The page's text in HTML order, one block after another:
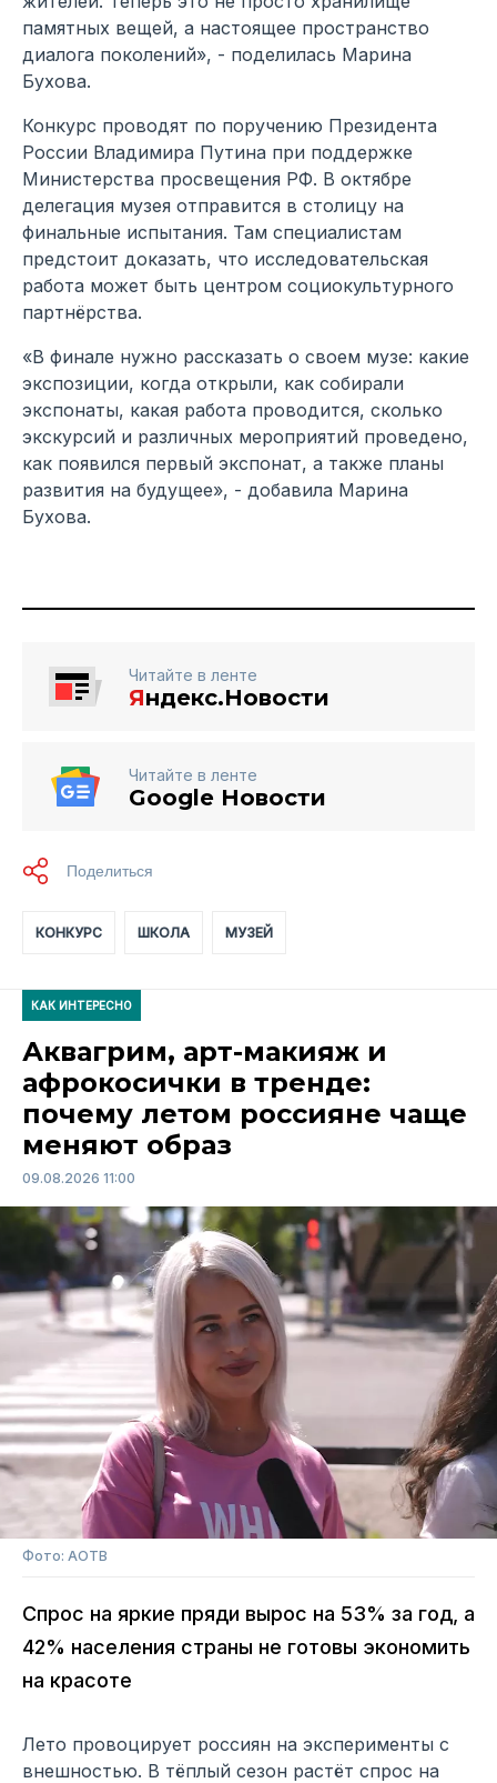
памятных вещей, а настоящее пространство
диалога поколений», - поделилась Марина
Бухова.
Конкурс проводят по поручению Президента
России Владимира Путина при поддержке
Министерства просвещения РФ. В октябре
делегация музея отправится в столицу на
финальные испытания. Там специалистам
предстоит доказать, что исследовательская
работа может быть центром социокультурного
партнёрства.
«В финале нужно рассказать о своем музе: какие
экспозиции, когда открыли, как собирали
экспонаты, какая работа проводится, сколько
экскурсий и различных мероприятий проведено,
как появился первый экспонат, а также планы
развития на будущее», - добавила Марина
Бухова.
Читайте в ленте
Яндекс.Новости
Читайте в ленте
Google Новости
КОНКУРС ШКОЛА МУЗЕЙ
КАК ИНТЕРЕСНО
Аквагрим, арт-макияж и
афрокосички в тренде:
почему летом россияне чаще
меняют образ
09.08.2026 11:00
Фото: АОТВ
Спрос на яркие пряди вырос на 53% за год, а
42% населения страны не готовы экономить
на красоте
Лето провоцирует россиян на эксперименты с
внешностью. В тёплый сезон растёт спрос на